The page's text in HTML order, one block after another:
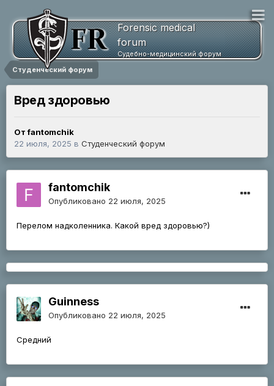
Forensic medical
forum
Судебно-медицинский форум
Студенческий форум
Вред здоровью
От fantomchik
22 июля, 2025 в Студенческий форум
fantomchik
Опубликовано 22 июля, 2025
Перелом надколенника. Какой вред здоровью?)
Guinness
Опубликовано 22 июля, 2025
Средний